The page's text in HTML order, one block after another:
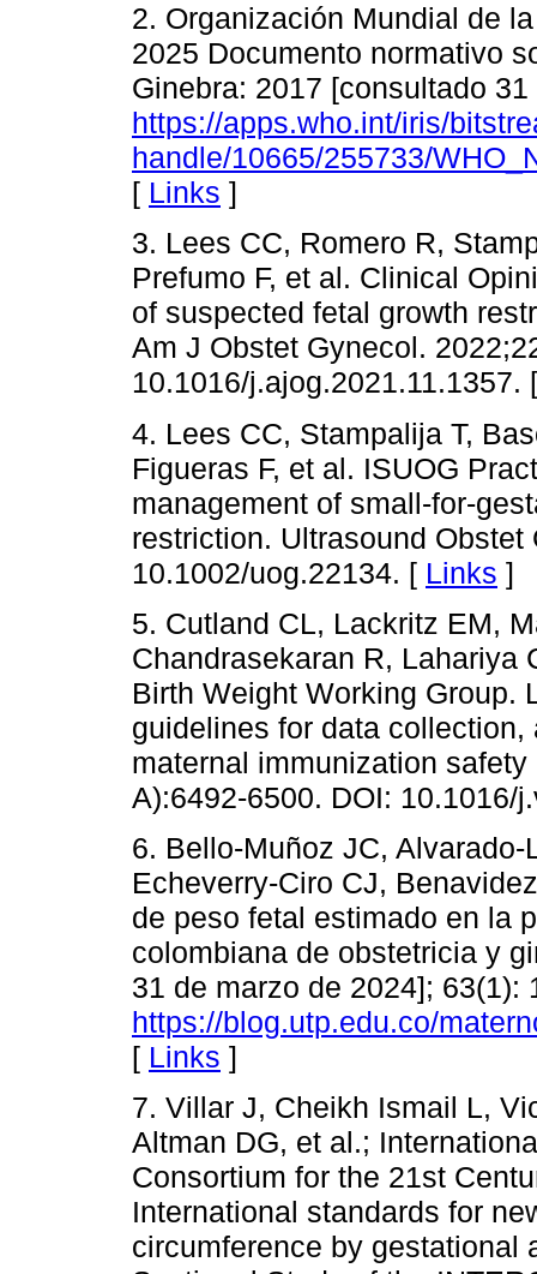
2. Organización Mundial de
2025 Documento normativo
Ginebra: 2017 [consultado
https://apps.who.int/iris/
handle/10665/255733/
[ Links ]
3. Lees CC, Romero R,
Prefumo F, et al. Clinical
of suspected fetal growth
Am J Obstet Gynecol.
10.1016/j.ajog.2021.11.1357.
4. Lees CC, Stampalija T,
Figueras F, et al. ISUOG
management of small-for-
restriction. Ultrasound
10.1002/uog.22134. [ Links ]
5. Cutland CL, Lackritz EM,
Chandrasekaran R, Lahariya
Birth Weight Working Group.
guidelines for data
maternal immunization
A):6492-6500. DOI:
6. Bello-Muñoz JC,
Echeverry-Ciro CJ,
de peso fetal estimado en la
colombiana de obstetricia y
31 de marzo de 2024]; 63(1):
https://blog.utp.edu.co/
[ Links ]
7. Villar J, Cheikh Ismail L,
Altman DG, et al.;
Consortium for the 21st
International standards for
circumference by gestational